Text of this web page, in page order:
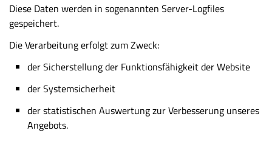
Diese Daten werden in sogenannten Server-Logfiles
gespeichert.
Die Verarbeitung erfolgt zum Zweck:
der Sicherstellung der Funktionsfähigkeit der Website
der Systemsicherheit
der statistischen Auswertung zur Verbesserung unseres
Angebots.